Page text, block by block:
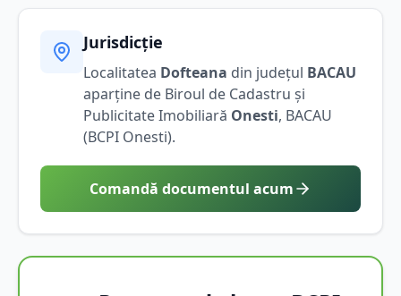
Jurisdicție
Localitatea Dofteana din județul BACAU
aparține de Biroul de Cadastru și
Publicitate Imobiliară Onesti, BACAU
(BCPI Onesti).
Comandă documentul acum